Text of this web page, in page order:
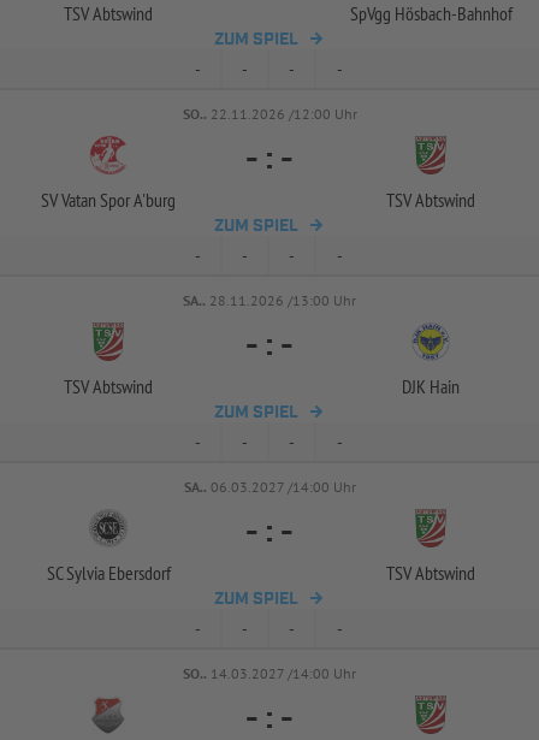
TSV Abtswind SpVgg Hösbach-Bahnhof
ZUM SPIEL
- - - -
SO.. 22.11.2026 /12:00 Uhr
SV Vatan Spor A'burg
- : -
TSV Abtswind
ZUM SPIEL
- - - -
SA.. 28.11.2026 /13:00 Uhr
TSV Abtswind
- : -
DJK Hain
ZUM SPIEL
- - - -
SA.. 06.03.2027 /14:00 Uhr
SC Sylvia Ebersdorf
- : -
TSV Abtswind
ZUM SPIEL
- - - -
SO.. 14.03.2027 /14:00 Uhr
- : -